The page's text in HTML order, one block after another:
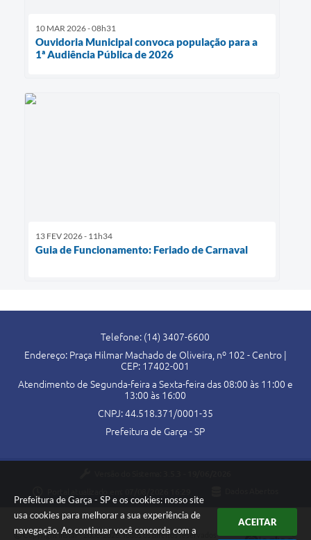
Prefeitura de Garça - SP e os cookies: nosso site
usa cookies para melhorar a sua experiência de
navegação. Ao continuar você concorda com a
ACEITAR
10 MAR 2026 - 08h31
Ouvidoria Municipal convoca população para a
1ª Audiência Pública de 2026
13 FEV 2026 - 11h34
Guia de Funcionamento: Feriado de Carnaval
Telefone: (14) 3407-6600
Endereço: Praça Hilmar Machado de Oliveira, nº 102 - Centro |
CEP: 17402-001
Atendimento de Segunda-feira a Sexta-feira das 08:00 às 11:00 e
13:00 às 16:00
CNPJ: 44.518.371/0001-35
Prefeitura de Garça - SP
Copyright Instar - 2006-2026. Todos os direitos reservados -